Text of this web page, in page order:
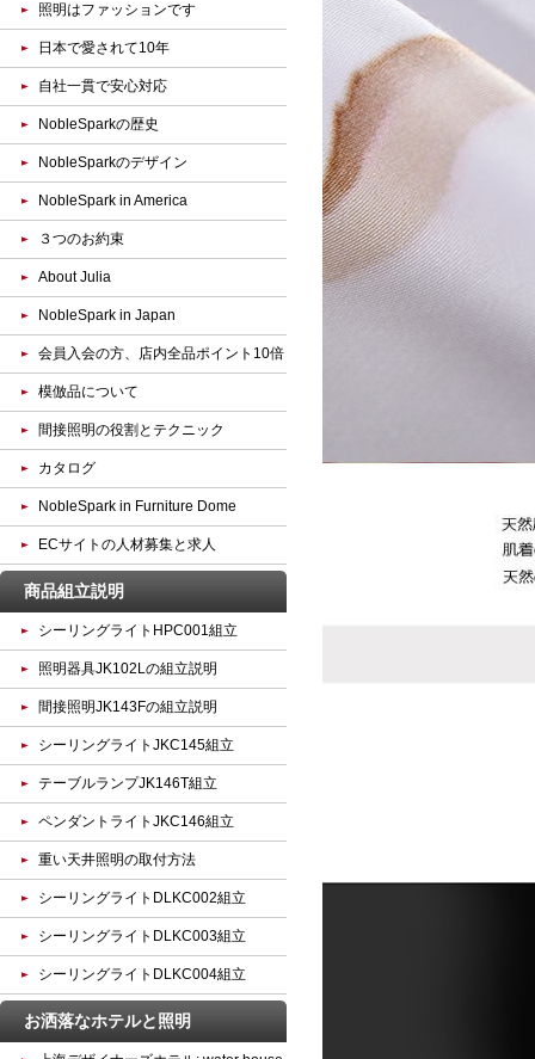
照明はファッションです
日本で愛されて10年
自社一貫で安心対応
NobleSparkの歴史
NobleSparkのデザイン
NobleSpark in America
３つのお約束
About Julia
NobleSpark in Japan
会員入会の方、店内全品ポイント10倍
模倣品について
間接照明の役割とテクニック
カタログ
NobleSpark in Furniture Dome
ECサイトの人材募集と求人
商品組立説明
シーリングライトHPC001組立
照明器具JK102Lの組立説明
間接照明JK143Fの組立説明
シーリングライトJKC145組立
テーブルランプJK146T組立
ペンダントライトJKC146組立
重い天井照明の取付方法
シーリングライトDLKC002組立
シーリングライトDLKC003組立
シーリングライトDLKC004組立
お洒落なホテルと照明